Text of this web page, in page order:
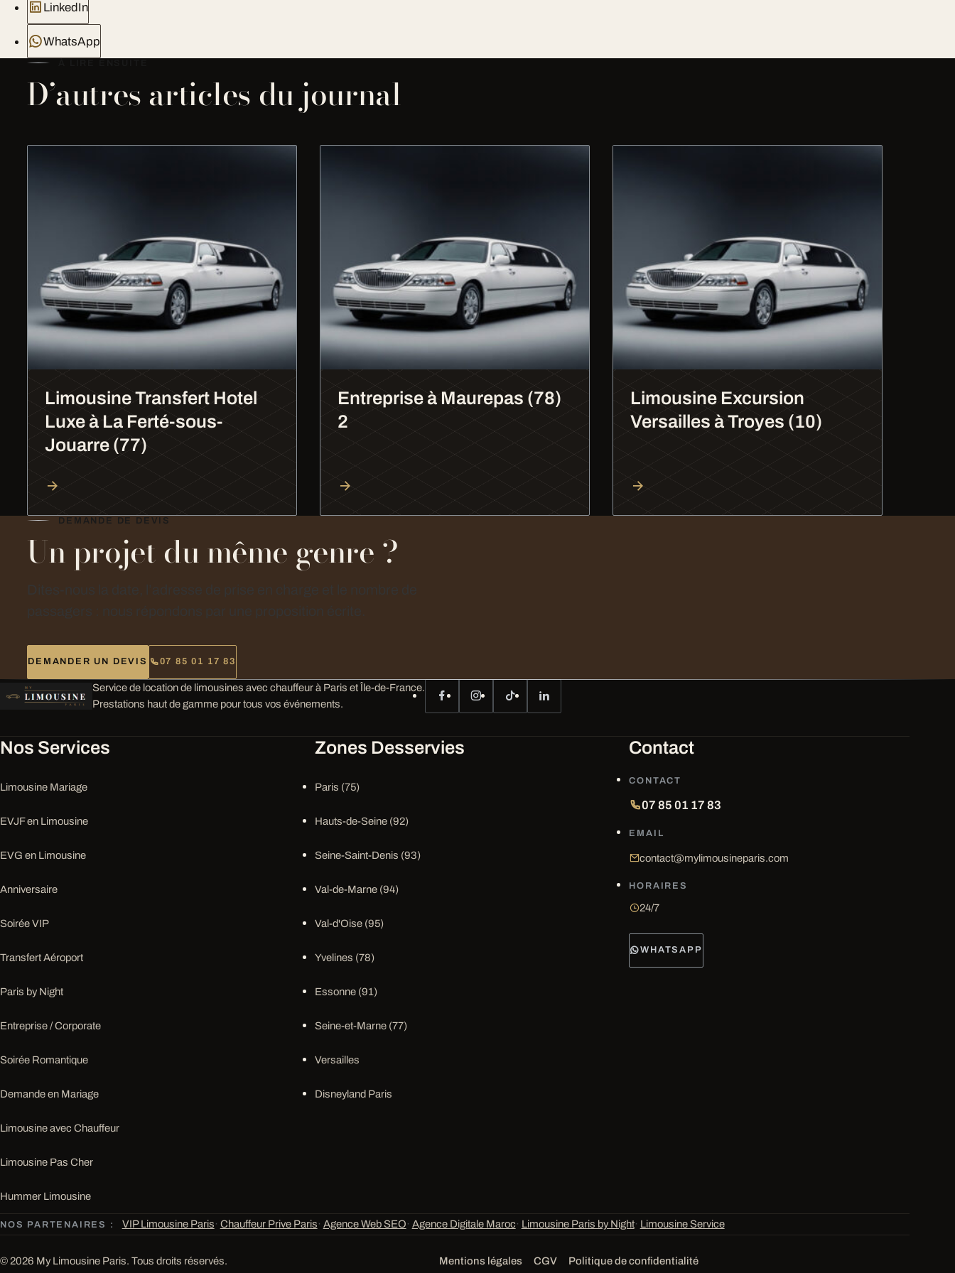
LinkedIn
WhatsApp
D’autres articles du journal
Limousine Transfert Hotel
Luxe à La Ferté-sous-
Jouarre (77)
Entreprise à Maurepas (78)
2
Limousine Excursion
Versailles à Troyes (10)
DEMANDE DE DEVIS
Un projet du même genre ?
DEMANDER UN DEVIS 07 85 01 17 83
Service de location de limousines avec chauffeur à Paris et Île-de-France.
Prestations haut de gamme pour tous vos événements.
Nos Services
Limousine Mariage
EVJF en Limousine
EVG en Limousine
Anniversaire
Soirée VIP
Transfert Aéroport
Paris by Night
Entreprise / Corporate
Soirée Romantique
Demande en Mariage
Limousine avec Chauffeur
Limousine Pas Cher
Hummer Limousine
Zones Desservies
Paris (75)
Hauts-de-Seine (92)
Seine-Saint-Denis (93)
Val-de-Marne (94)
Val-d'Oise (95)
Yvelines (78)
Essonne (91)
Seine-et-Marne (77)
Versailles
Disneyland Paris
Contact
CONTACT
07 85 01 17 83
EMAIL
contact@mylimousineparis.com
HORAIRES
24/7
WHATSAPP
NOS PARTENAIRES : VIP Limousine Paris· Chauffeur Prive Paris· Agence Web SEO· Agence Digitale Maroc· Limousine Paris by Night· Limousine Service
© 2026 My Limousine Paris. Tous droits réservés. Mentions légales CGV Politique de confidentialité